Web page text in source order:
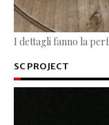
I dettagli fanno la
SC PROJECT